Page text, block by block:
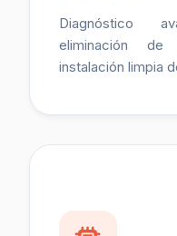
Diagnóstico
eliminación
instalación limpia